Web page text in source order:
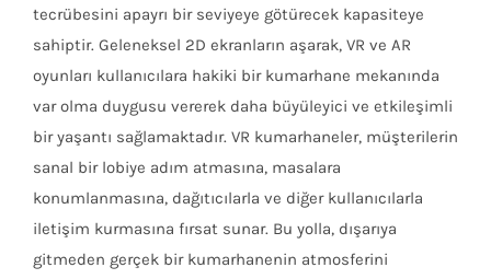
tecrübesini apayrı bir seviyeye götürecek kapasiteye
sahiptir. Geleneksel 2D ekranların aşarak, VR ve AR
oyunları kullanıcılara hakiki bir kumarhane mekanında
var olma duygusu vererek daha büyüleyici ve etkileşimli
bir yaşantı sağlamaktadır. VR kumarhaneler, müşterilerin
sanal bir lobiye adım atmasına, masalara
konumlanmasına, dağıtıcılarla ve diğer kullanıcılarla
iletişim kurmasına fırsat sunar. Bu yolla, dışarıya
gitmeden gerçek bir kumarhanenin atmosferini